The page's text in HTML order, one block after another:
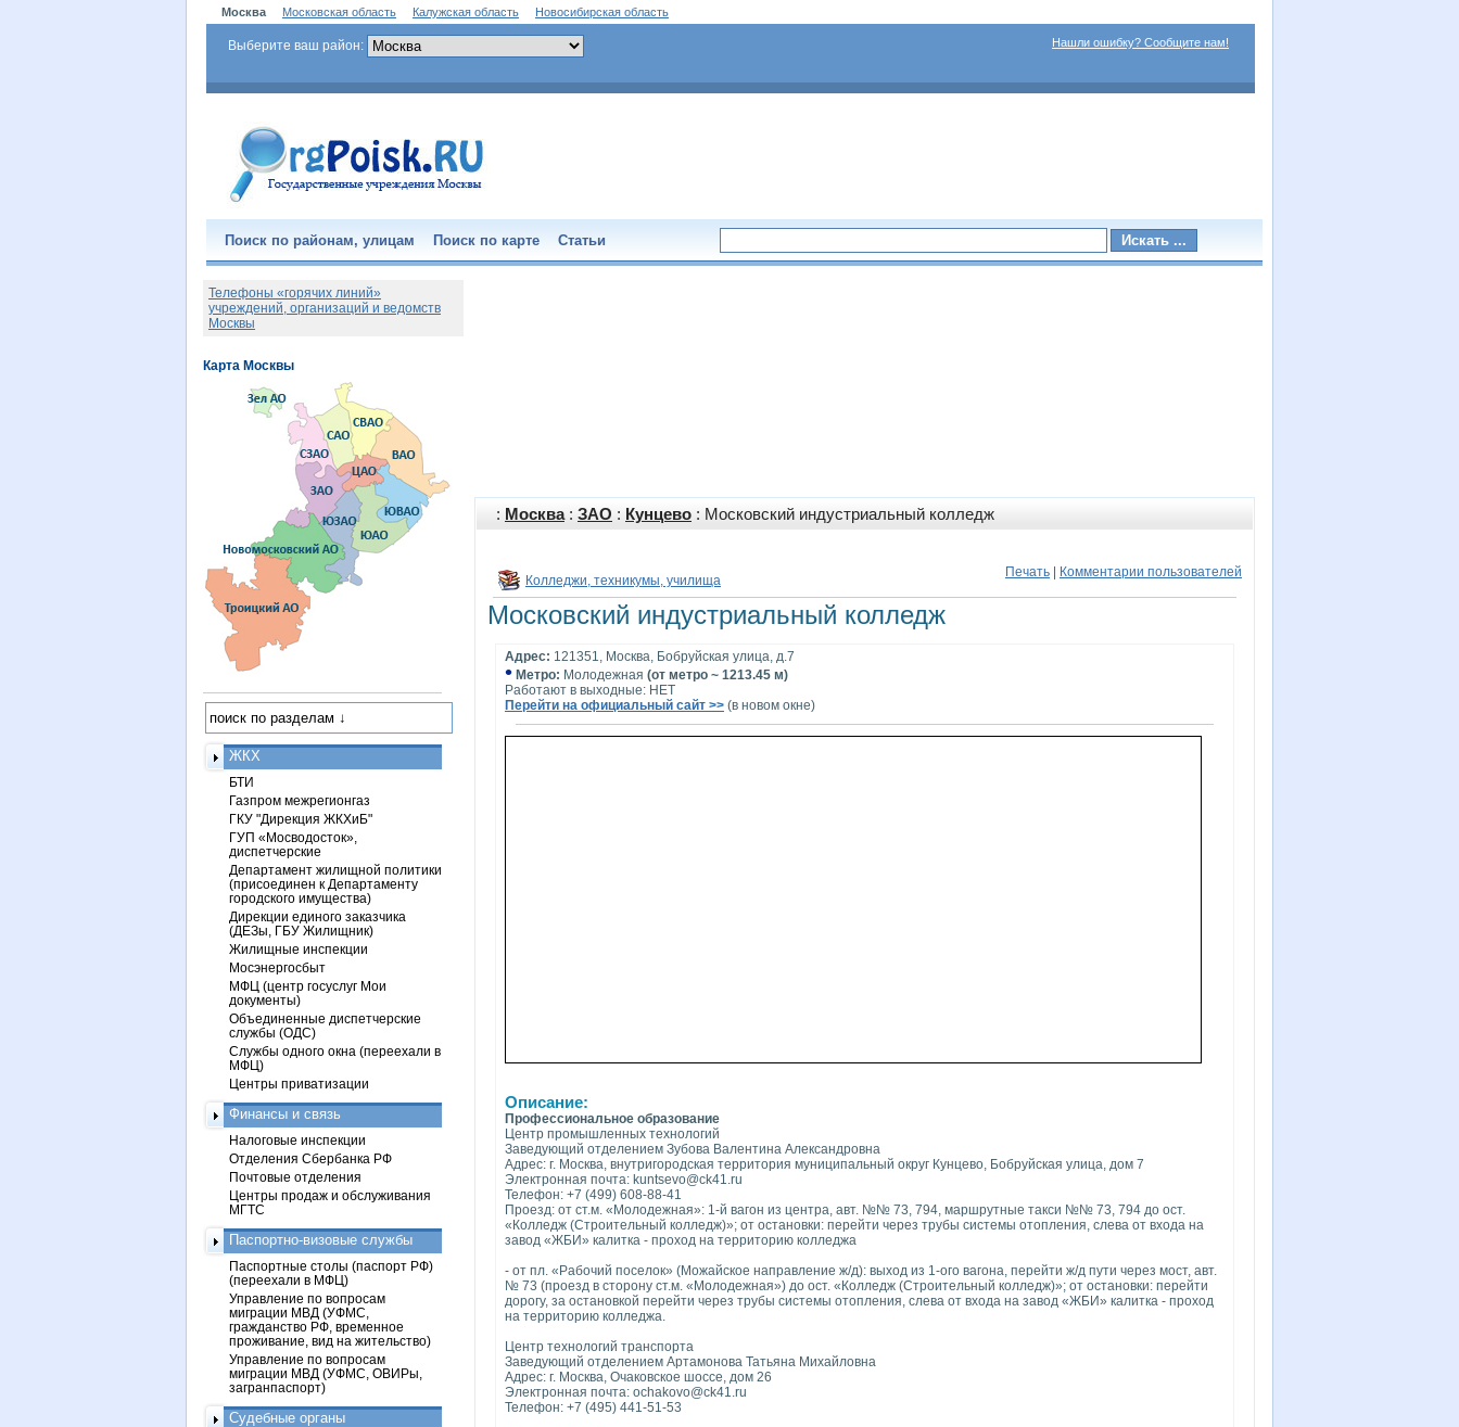
Москва Московская область Калужская область Новосибирская область
Выберите ваш район: Нашли ошибку? Сообщите нам!
Поиск по районам, улицам Поиск по карте Статьи
: Москва: ЗАО : Кунцево : Московский индустриальный колледж
Печать Комментарии пользователей
Колледжи, техникумы, училища
Московский индустриальный колледж
Адрес: 121351, Москва, Бобруйская улица, д.7
• Метро: Молодежная (от метро ~ 1213.45 м)
Работают в выходные: НЕТ
Перейти на официальный сайт >> (в новом окне)
Описание:
Профессиональное образование
Центр промышленных технологий
Заведующий отделением Зубова Валентина Александровна
Адрес: г. Москва, внутригородская территория муниципальный округ Кунцево, Бобруйская улица, дом 7
Электронная почта: kuntsevo@ck41.ru
Телефон: +7 (499) 608-88-41
Проезд: от ст.м. «Молодежная»: 1-й вагон из центра, авт. №№ 73, 794, маршрутные такси №№ 73, 794 до ост.
«Колледж (Строительный колледж)»; от остановки: перейти через трубы системы отопления, слева от входа на
завод «ЖБИ» калитка - проход на территорию колледжа
- от пл. «Рабочий поселок» (Можайское направление ж/д): выход из 1-ого вагона, перейти ж/д пути через мост, авт.
№ 73 (проезд в сторону ст.м. «Молодежная») до ост. «Колледж (Строительный колледж)»; от остановки: перейти
дорогу, за остановкой перейти через трубы системы отопления, слева от входа на завод «ЖБИ» калитка - проход
на территорию колледжа.
Центр технологий транспорта
Заведующий отделением Артамонова Татьяна Михайловна
Адрес: г. Москва, Очаковское шоссе, дом 26
Электронная почта: ochakovo@ck41.ru
Телефон: +7 (495) 441-51-53
Телефоны «горячих линий»
учреждений, организаций и ведомств
Москвы
ЖКХ
БТИ
Газпром межрегионгаз
ГКУ "Дирекция ЖКХиБ"
ГУП «Мосводосток»,
диспетчерские
Департамент жилищной политики
(присоединен к Департаменту
городского имущества)
Дирекции единого заказчика
(ДЕЗы, ГБУ Жилищник)
Жилищные инспекции
Мосэнергосбыт
МФЦ (центр госуслуг Мои
документы)
Объединенные диспетчерские
службы (ОДС)
Службы одного окна (переехали в
МФЦ)
Центры приватизации
Финансы и связь
Налоговые инспекции
Отделения Сбербанка РФ
Почтовые отделения
Центры продаж и обслуживания
МГТС
Паспортно-визовые службы
Паспортные столы (паспорт РФ)
(переехали в МФЦ)
Управление по вопросам
миграции МВД (УФМС,
гражданство РФ, временное
проживание, вид на жительство)
Управление по вопросам
миграции МВД (УФМС, ОВИРы,
загранпаспорт)
Судебные органы